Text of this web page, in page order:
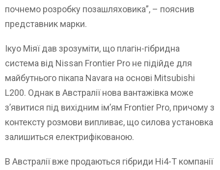
почнемо розробку позашляховика”, – пояснив
представник марки.
Ікуо Міяї дав зрозуміти, що плагін-гібридна
система від Nissan Frontier Pro не підійде для
майбутнього пікапа Navara на основі Mitsubishi
L200. Однак в Австралії нова вантажівка може
з’явитися під вихідним ім’ям Frontier Pro, причому з
контексту розмови випливає, що силова установка
залишиться електрифікованою.
В Австралії вже продаються гібриди Hi4-T компанії